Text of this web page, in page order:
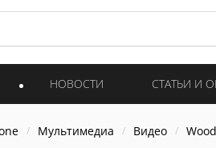
НОВОСТИ СТАТЬИ И
Мультимедиа Видео